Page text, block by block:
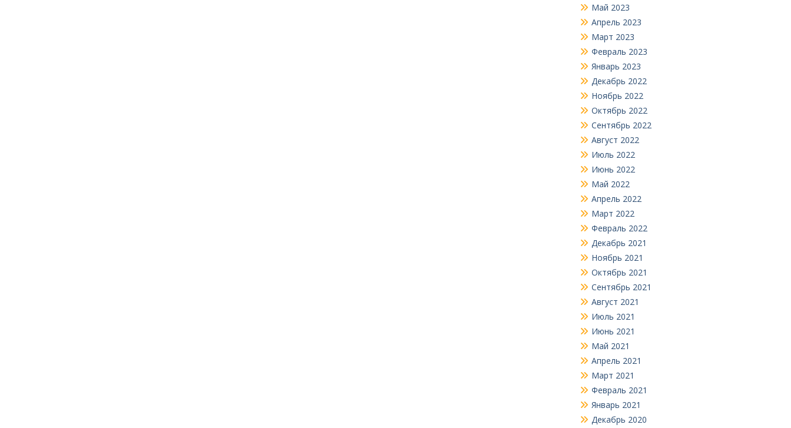
Май 2023
Апрель 2023
Март 2023
Февраль 2023
Январь 2023
Декабрь 2022
Ноябрь 2022
Октябрь 2022
Сентябрь 2022
Август 2022
Июль 2022
Июнь 2022
Май 2022
Апрель 2022
Март 2022
Февраль 2022
Декабрь 2021
Ноябрь 2021
Октябрь 2021
Сентябрь 2021
Август 2021
Июль 2021
Июнь 2021
Май 2021
Апрель 2021
Март 2021
Февраль 2021
Январь 2021
Декабрь 2020